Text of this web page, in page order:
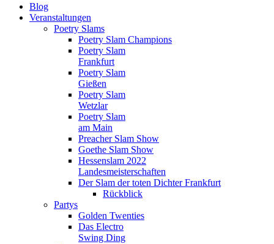
Blog
Veranstaltungen
Poetry Slams
Poetry Slam Champions
Poetry Slam
Frankfurt
Poetry Slam
Gießen
Poetry Slam
Wetzlar
Poetry Slam
am Main
Preacher Slam Show
Goethe Slam Show
Hessenslam 2022
Landesmeisterschaften
Der Slam der toten Dichter Frankfurt
Rückblick
Partys
Golden Twenties
Das Electro
Swing Ding